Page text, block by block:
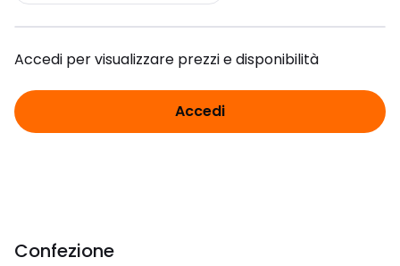
Accedi per visualizzare prezzi e disponibilità
Accedi
Confezione